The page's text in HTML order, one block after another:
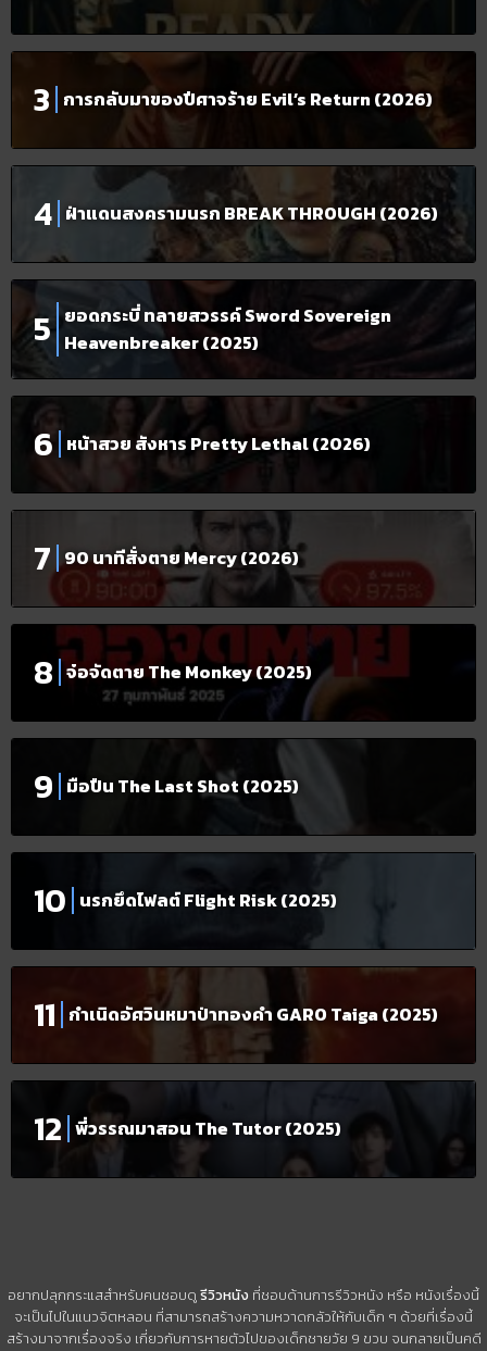
การกลับมาของปีศาจร้าย Evil’s Return (2026)
ฝ่าแดนสงครามนรก BREAK THROUGH (2026)
ยอดกระบี่ ทลายสวรรค์ Sword Sovereign
Heavenbreaker (2025)
หน้าสวย สังหาร Pretty Lethal (2026)
90 นาทีสั่งตาย Mercy (2026)
จ๋อจัดตาย The Monkey (2025)
มือปืน The Last Shot (2025)
นรกยึดไฟลต์ Flight Risk (2025)
กำเนิดอัศวินหมาป่าทองคำ GARO Taiga (2025)
พี่วรรณมาสอน The Tutor (2025)
อยากปลุกกระแสสำหรับคนชอบดูรีวิวหนัง ที่ชอบด้านการรีวิวหนัง หรือ หนังเรื่องนี้
จะเป็นไปในแนวจิตหลอน ที่สามารถสร้างความหวาดกลัวให้กับเด็ก ๆ ด้วยที่เรื่องนี้
สร้างมาจากเรื่องจริง เกี่ยวกับการหายตัวไปของเด็กชายวัย 9 ขวบ จนกลายเป็นคดี